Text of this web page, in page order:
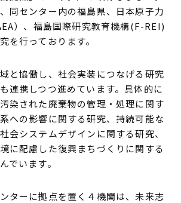
同センター内の福島県、日本原子力
）、福島国際研究教育機構(F-REI)
を行っております。
と協働し、社会実装につなげる研究
連携しつつ進めています。具体的に
染された廃棄物の管理・処理に関す
への影響に関する研究、持続可能な
会システムデザインに関する研究、
に配慮した復興まちづくりに関する
でいます。
ターに拠点を置く４機関は、未来志